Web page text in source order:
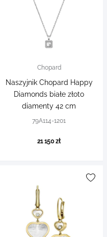
Chopard
Naszyjnik Chopard Happy
Diamonds białe złoto
diamenty 42 cm
79A114-1201
21 150 zł